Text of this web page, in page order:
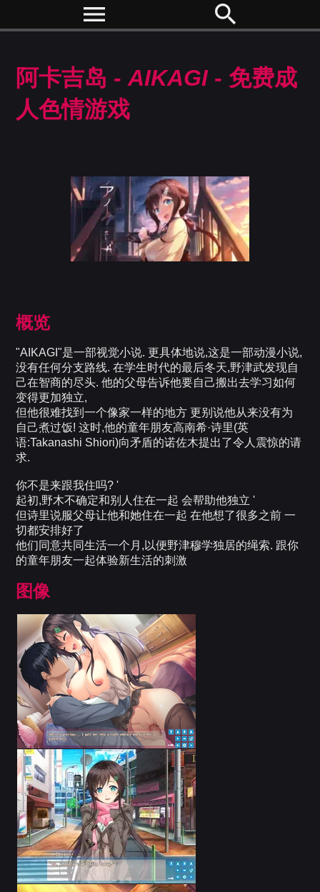
menu search
阿卡吉岛 -AIKAGI- 免费成
人色情游戏
概览
"AIKAGI"是一部视觉小说. 更具体地说,这是一部动漫小说,
没有任何分支路线. 在学生时代的最后冬天,野津武发现自
己在智商的尽头. 他的父母告诉他要自己搬出去学习如何
变得更加独立,
但他很难找到一个像家一样的地方 更别说他从来没有为
自己煮过饭! 这时,他的童年朋友高南希·诗里(英
语:Takanashi Shiori)向矛盾的诺佐木提出了令人震惊的请
求.
你不是来跟我住吗? '
起初,野木不确定和别人住在一起 会帮助他独立 '
但诗里说服父母让他和她住在一起 在他想了很多之前 一
切都安排好了
他们同意共同生活一个月,以便野津穆学独居的绳索. 跟你
的童年朋友一起体验新生活的刺激
图像